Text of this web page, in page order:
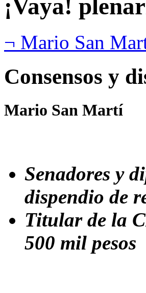
¡Vaya!
¬ Mario San
Consensos y
Mario San Martí
Senadores y
dispendio de
Titular de la
500 mil pesos